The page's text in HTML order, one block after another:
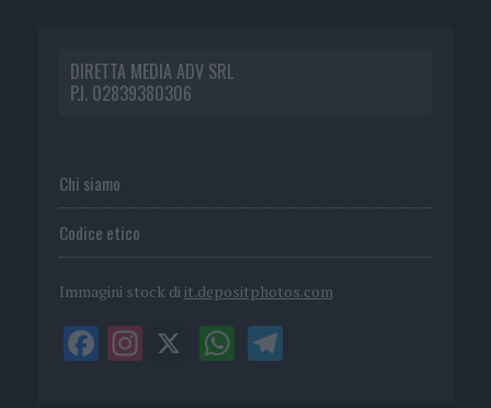
DIRETTA MEDIA ADV SRL
P.I. 02839380306
Chi siamo
Codice etico
Immagini stock di it.depositphotos.com